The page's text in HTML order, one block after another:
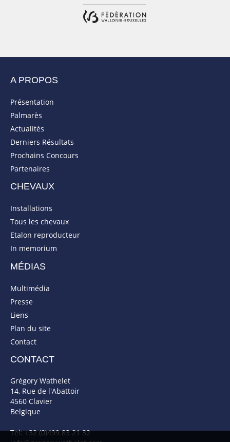
A PROPOS
Présentation
Palmarès
Actualités
Derniers Résultats
Prochains Concours
Partenaires
CHEVAUX
Installations
Tous les chevaux
Etalon reproducteur
In memorium
MÉDIAS
Multimédia
Presse
Liens
Plan du site
Contact
CONTACT
Grégory Wathelet
14, Rue de l'Abattoir
4560 Clavier
Belgique
Tel: +32 (0)499 83 21 32